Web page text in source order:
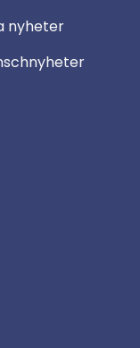
nyheter